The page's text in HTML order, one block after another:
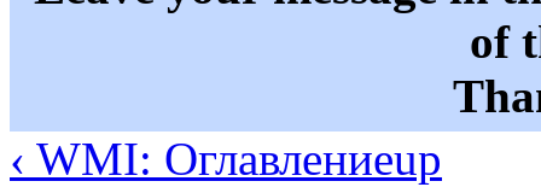
of
‹ WMI: Оглавлениеup